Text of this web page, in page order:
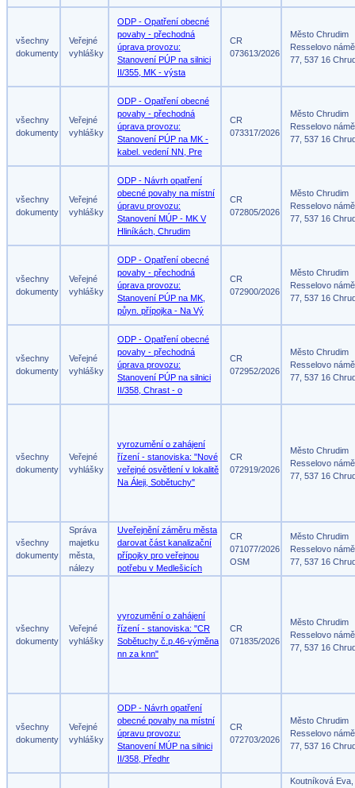
všechny
dokumenty
Veřejné
vyhlášky
ODP - Opatření obecné
povahy - přechodná
úprava provozu:
Stanovení PÚP na silnici
II/355, MK - výsta
CR
073613/2026
Město Chrudim
Resselovo
77, 537 16
všechny
dokumenty
Veřejné
vyhlášky
ODP - Opatření obecné
povahy - přechodná
úprava provozu:
Stanovení PÚP na MK -
kabel. vedení NN, Pre
CR
073317/2026
Město Chrudim
Resselovo
77, 537 16
všechny
dokumenty
Veřejné
vyhlášky
ODP - Návrh opatření
obecné povahy na místní
úpravu provozu:
Stanovení MÚP - MK V
Hliníkách, Chrudim
CR
072805/2026
Město Chrudim
Resselovo
77, 537 16
všechny
dokumenty
Veřejné
vyhlášky
ODP - Opatření obecné
povahy - přechodná
úprava provozu:
Stanovení PÚP na MK,
půyn. přípojka - Na Vý
CR
072900/2026
Město Chrudim
Resselovo
77, 537 16
všechny
dokumenty
Veřejné
vyhlášky
ODP - Opatření obecné
povahy - přechodná
úprava provozu:
Stanovení PÚP na silnici
II/358, Chrast - o
CR
072952/2026
Město Chrudim
Resselovo
77, 537 16
všechny
dokumenty
Veřejné
vyhlášky
vyrozumění o zahájení
řízení - stanoviska: "Nové
veřejné osvětlení v lokalitě
Na Áleji, Sobětuchy"
CR
072919/2026
Město Chrudim
Resselovo
77, 537 16
všechny
dokumenty
Správa
majetku
města,
nálezy
Uveřejnění záměru města
darovat část kanalizační
přípojky pro veřejnou
potřebu v Medlešicích
CR
071077/2026
OSM
Město Chrudim
Resselovo
77, 537 16
všechny
dokumenty
Veřejné
vyhlášky
vyrozumění o zahájení
řízení - stanoviska: "CR
Sobětuchy č.p.46-výměna
nn za knn"
CR
071835/2026
Město Chrudim
Resselovo
77, 537 16
všechny
dokumenty
Veřejné
vyhlášky
ODP - Návrh opatření
obecné povahy na místní
úpravu provozu:
Stanovení MÚP na silnici
II/358, Předhr
CR
072703/2026
Město Chrudim
Resselovo
77, 537 16
Koutníková Eva,